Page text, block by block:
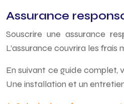
Assurance
Souscrire une assurance
L’assurance couvrira les
En suivant ce guide complet,
Une installation et un